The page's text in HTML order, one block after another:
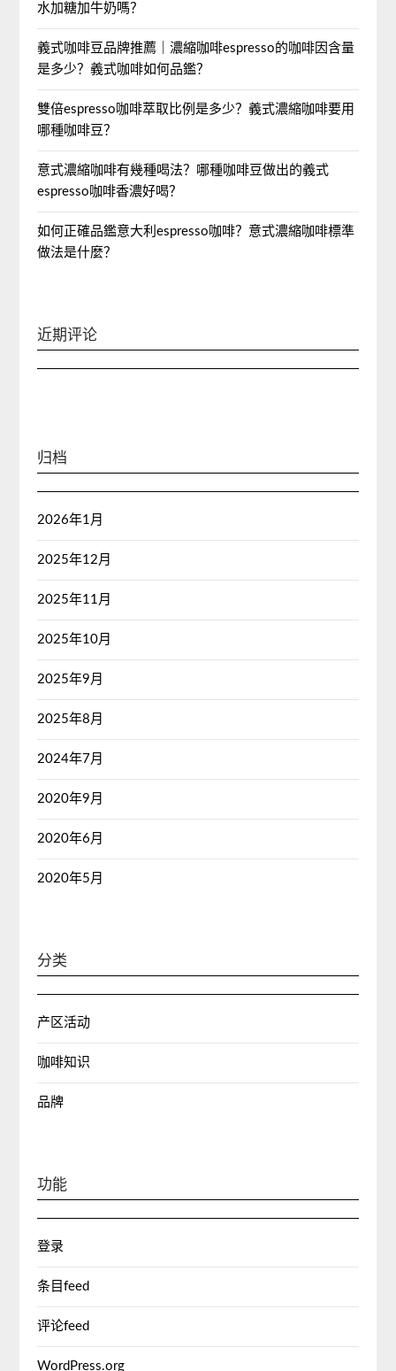
水加糖加牛奶嗎？
義式咖啡豆品牌推薦｜濃縮咖啡espresso的咖啡因含量
是多少？義式咖啡如何品鑑？
雙倍espresso咖啡萃取比例是多少？義式濃縮咖啡要用
哪種咖啡豆？
意式濃縮咖啡有幾種喝法？哪種咖啡豆做出的義式
espresso咖啡香濃好喝？
如何正確品鑑意大利espresso咖啡？意式濃縮咖啡標準
做法是什麼？
近期评论
归档
2026年1月
2025年12月
2025年11月
2025年10月
2025年9月
2025年8月
2024年7月
2020年9月
2020年6月
2020年5月
分类
产区活动
咖啡知识
品牌
功能
登录
条目feed
评论feed
WordPress.org